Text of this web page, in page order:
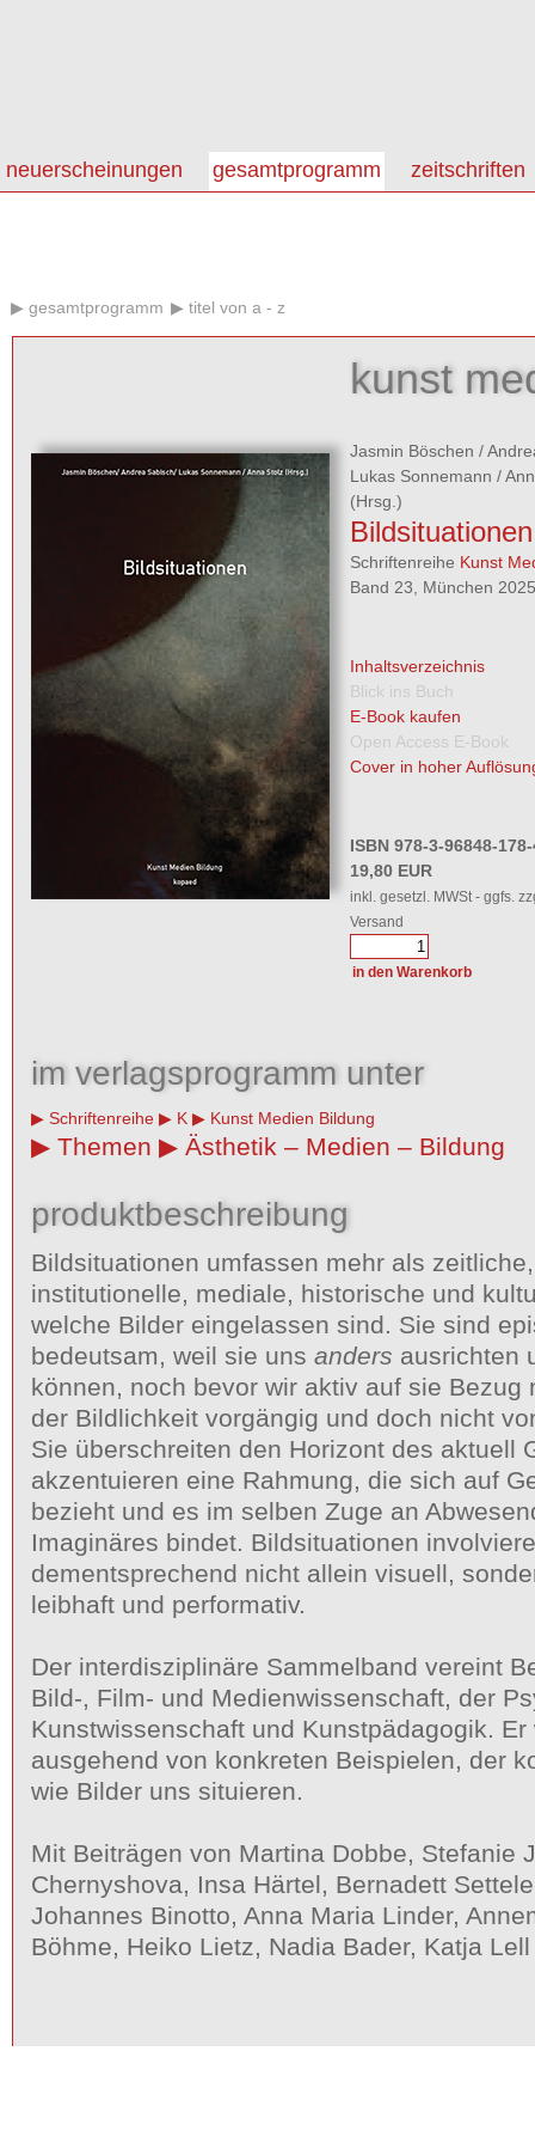
neuerscheinungen gesamtprogramm zeitschriften
gesamtprogramm titel von a - z
kunst
Jasmin Böschen /
Lukas Sonnemann /
(Hrsg.)
Bildsituationen
Schriftenreihe Kunst
Band 23, München
Inhaltsverzeichnis
Blick ins Buch
E-Book kaufen
Open Access E-Book
Cover in hoher
ISBN 978-3-96848-
19,80 EUR
inkl. gesetzl. MWSt - ggfs.
Versand
im verlagsprogramm unter
Schriftenreihe K Kunst Medien Bildung
Themen Ästhetik – Medien – Bildung
produktbeschreibung
Bildsituationen umfassen mehr als
institutionelle, mediale, historische und
welche Bilder eingelassen sind. Sie sind
bedeutsam, weil sie uns anders ausrichten
können, noch bevor wir aktiv auf sie Bezug
der Bildlichkeit vorgängig und doch nicht
Sie überschreiten den Horizont des aktuell
akzentuieren eine Rahmung, die sich auf
bezieht und es im selben Zuge an
Imaginäres bindet. Bildsituationen
dementsprechend nicht allein visuell,
leibhaft und performativ.
Der interdisziplinäre Sammelband vereint
Bild-, Film- und Medienwissenschaft, der
Kunstwissenschaft und Kunstpädagogik.
ausgehend von konkreten Beispielen, der
wie Bilder uns situieren.
Mit Beiträgen von Martina Dobbe, Stefanie
Chernyshova, Insa Härtel, Bernadett
Johannes Binotto, Anna Maria Linder,
Böhme, Heiko Lietz, Nadia Bader, Katja